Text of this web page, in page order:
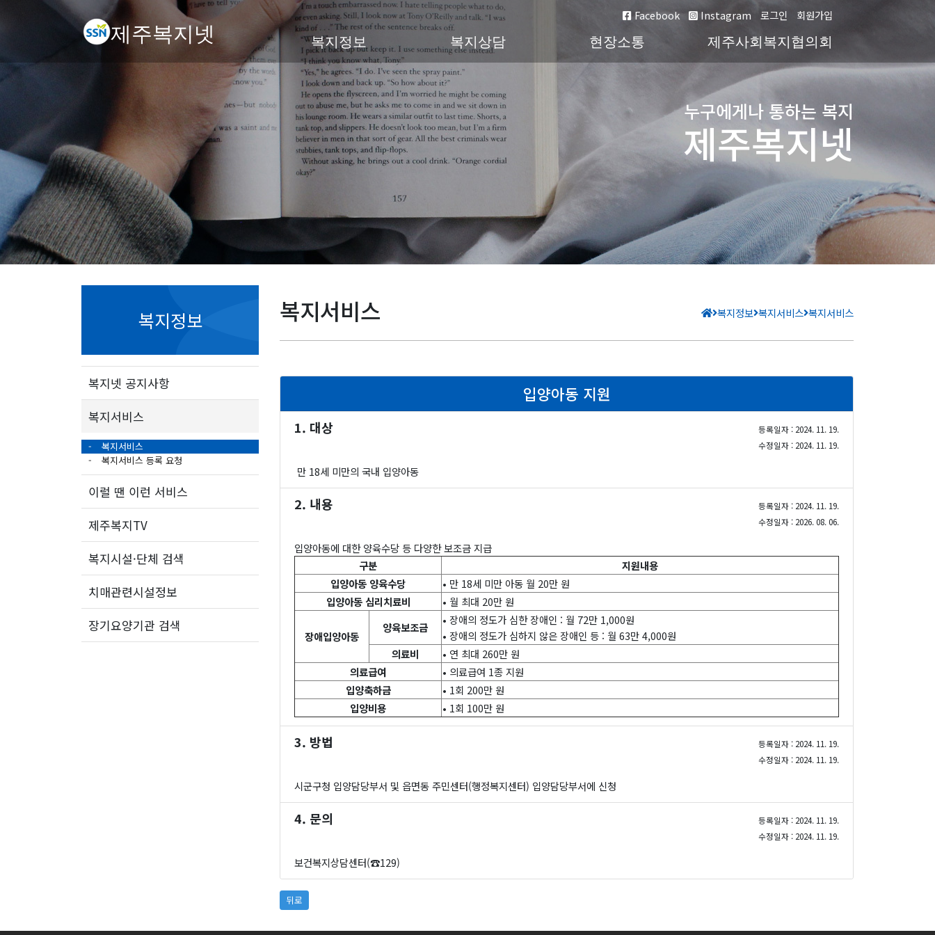
제주복지넷
Facebook Instagram 로그인 회원가입
복지정보 복지상담 현장소통 제주사회복지협의회
누구에게나 통하는 복지
제주복지넷
복지정보
복지넷 공지사항
복지서비스
복지서비스
복지서비스 등록 요청
이럴 땐 이런 서비스
제주복지TV
복지시설·단체 검색
치매관련시설정보
장기요양기관 검색
복지서비스 복지정보 복지서비스 복지서비스
입양아동 지원
1. 대상
등록일자 : 2024. 11. 19.
수정일자 : 2024. 11. 19.
만 18세 미만의 국내 입양아동
2. 내용
등록일자 : 2024. 11. 19.
수정일자 : 2026. 08. 06.
입양아동에 대한 양육수당 등 다양한 보조금 지급
구분
지원내용
입양아동 양육수당
• 만 18세 미만 아동 월 20만 원
입양아동 심리치료비
• 월 최대 20만 원
장애입양아동
양육보조금
• 장애의 정도가 심한 장애인 : 월 72만 1,000원
• 장애의 정도가 심하지 않은 장애인 등 : 월 63만 4,000원
의료비
• 연 최대 260만 원
의료급여
• 의료급여 1종 지원
입양축하금
• 1회 200만 원
입양비용
• 1회 100만 원
3. 방법
등록일자 : 2024. 11. 19.
수정일자 : 2024. 11. 19.
시군구청 입양담당부서 및 읍면동 주민센터(행정복지센터) 입양담당부서에 신청
4. 문의
등록일자 : 2024. 11. 19.
수정일자 : 2024. 11. 19.
보건복지상담센터(☎129)
뒤로